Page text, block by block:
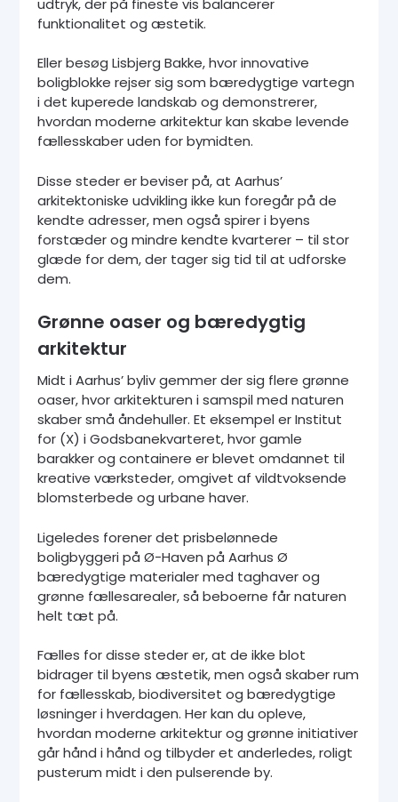
funktionalitet og æstetik.
Eller besøg Lisbjerg Bakke, hvor innovative
boligblokke rejser sig som bæredygtige vartegn
i det kuperede landskab og demonstrerer,
hvordan moderne arkitektur kan skabe levende
fællesskaber uden for bymidten.
Disse steder er beviser på, at Aarhus’
arkitektoniske udvikling ikke kun foregår på de
kendte adresser, men også spirer i byens
forstæder og mindre kendte kvarterer – til stor
glæde for dem, der tager sig tid til at udforske
dem.
Grønne oaser og bæredygtig
arkitektur
Midt i Aarhus’ byliv gemmer der sig flere grønne
oaser, hvor arkitekturen i samspil med naturen
skaber små åndehuller. Et eksempel er Institut
for (X) i Godsbanekvarteret, hvor gamle
barakker og containere er blevet omdannet til
kreative værksteder, omgivet af vildtvoksende
blomsterbede og urbane haver.
Ligeledes forener det prisbelønnede
boligbyggeri på Ø-Haven på Aarhus Ø
bæredygtige materialer med taghaver og
grønne fællesarealer, så beboerne får naturen
helt tæt på.
Fælles for disse steder er, at de ikke blot
bidrager til byens æstetik, men også skaber rum
for fællesskab, biodiversitet og bæredygtige
løsninger i hverdagen. Her kan du opleve,
hvordan moderne arkitektur og grønne initiativer
går hånd i hånd og tilbyder et anderledes, roligt
pusterum midt i den pulserende by.